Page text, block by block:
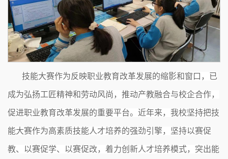
技能大赛作为反映职业教育改革发展的缩影和窗口，已
成为弘扬工匠精神和劳动风尚，推动产教融合与校企合作，
促进职业教育改革发展的重要平台。近年来，我校坚持把技
能大赛作为高素质技能人才培养的强劲引擎，坚持以赛促
教、以赛促学、以赛促改，着力创新人才培养模式，突出能